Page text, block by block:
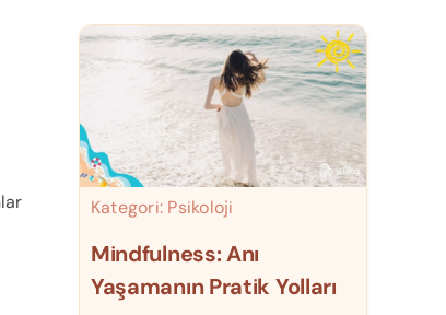
Kategori: Psikoloji
Mindfulness: Anı
Yaşamanın Pratik Yolları